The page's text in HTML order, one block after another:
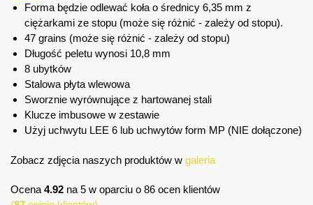
Forma będzie odlewać koła o średnicy 6,35 mm z
ciężarkami ze stopu (może się różnić - zależy od stopu).
47 grains (może się różnić - zależy od stopu)
Długość peletu wynosi 10,8 mm
8 ubytków
Stalowa płyta wlewowa
Sworznie wyrównujące z hartowanej stali
Klucze imbusowe w zestawie
Użyj uchwytu LEE 6 lub uchwytów form MP (NIE dołączone)
Zobacz zdjęcia naszych produktów w galeria
Ocena 4.92 na 5 w oparciu o 86 ocen klientów